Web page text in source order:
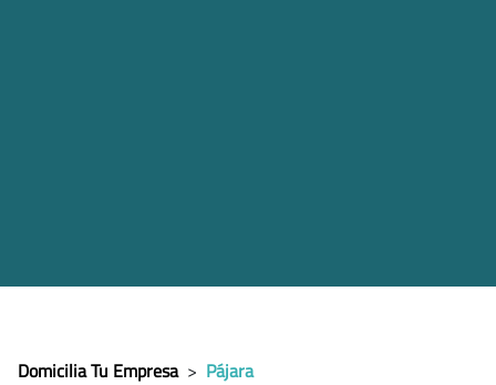
Domicilia Tu Empresa > Pájara